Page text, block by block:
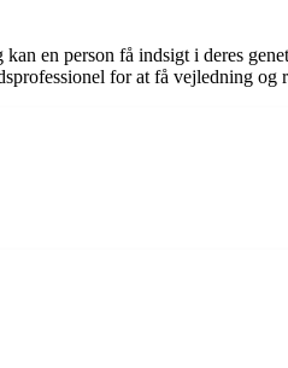
en person få indsigt i deres
for at få vejledning og